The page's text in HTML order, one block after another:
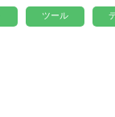
ツール